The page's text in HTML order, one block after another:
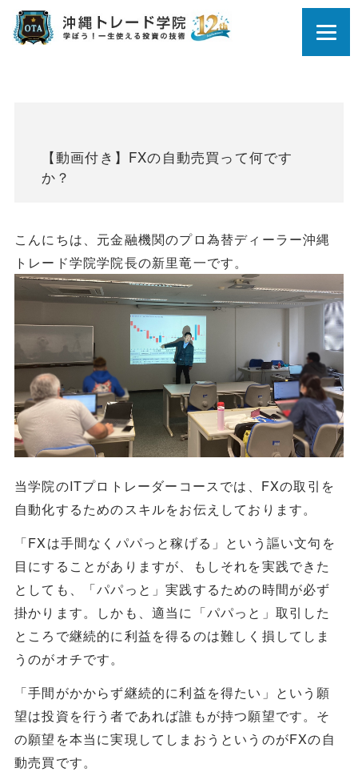
【動画付き】FXの自動売買って何です
か？
こんにちは、元金融機関のプロ為替ディーラー沖縄
トレード学院学院長の新里竜一です。
当学院のITプロトレーダーコースでは、FXの取引を
自動化するためのスキルをお伝えしております。
「FXは手間なくパパっと稼げる」という謳い文句を
目にすることがありますが、もしそれを実践できた
としても、「パパっと」実践するための時間が必ず
掛かります。しかも、適当に「パパっと」取引した
ところで継続的に利益を得るのは難しく損してしま
うのがオチです。
「手間がかからず継続的に利益を得たい」という願
望は投資を行う者であれば誰もが持つ願望です。そ
の願望を本当に実現してしまおうというのがFXの自
動売買です。